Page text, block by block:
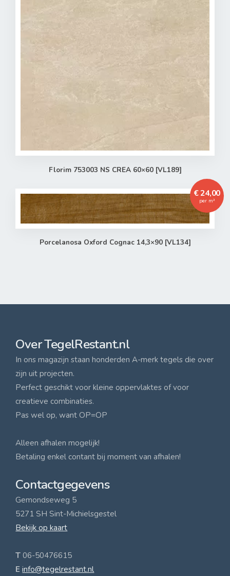
Florim 753003 NS CREA 60×60 [VL189]
Porcelanosa Oxford Cognac 14,3×90 [VL134]
€ 24,00
per m²
Over TegelRestant.nl
In ons magazijn staan honderden A-merk tegels die over
zijn uit projecten.
Perfect geschikt voor kleine oppervlaktes of voor
creatieve combinaties.
Pas wel op, want OP=OP
Alleen afhalen mogelijk!
Betaling enkel contant bij moment van afhalen!
Contactgegevens
Gemondseweg 5
5271 SH Sint-Michielsgestel
Bekijk op kaart
T 06-50476615
E info@tegelrestant.nl